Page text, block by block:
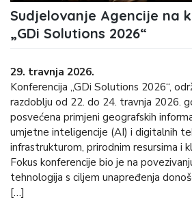
Sudjelovanje Agencije na
„GDi Solutions 2026“
29. travnja 2026.
Konferencija „GDi Solutions 2026“,
razdoblju od 22. do 24. travnja 2026.
posvećena primjeni geografskih
umjetne inteligencije (AI) i digitalnih
infrastrukturom, prirodnim resursima i
Fokus konferencije bio je na
tehnologija s ciljem unapređenja
[…]